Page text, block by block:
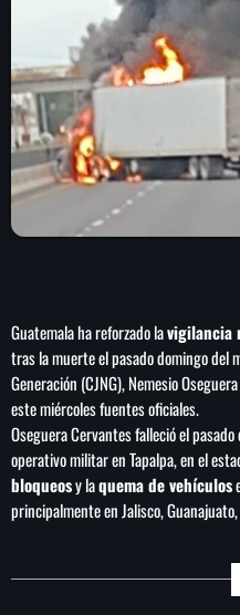
LA CAMPESINA 104.5 FM
play_arrow LA CAMPESINA GEORGIA
LOCUCIÓN (TALENTO AL AIRE)
RANKING
COMUNÍCATE
PUBLICIDAD
HISTORIA
Guatemala ha reforzado lavigilancia
tras la muerte el pasado domingo del
Generación (CJNG), Nemesio
este miércoles fuentes oficiales.
Oseguera Cervantes falleció el
operativo militar en Tapalpa, en el
bloqueosy laquema de vehículos
principalmente en Jalisco,